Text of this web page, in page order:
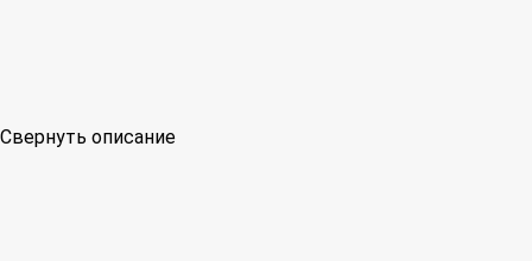
Свернуть описание